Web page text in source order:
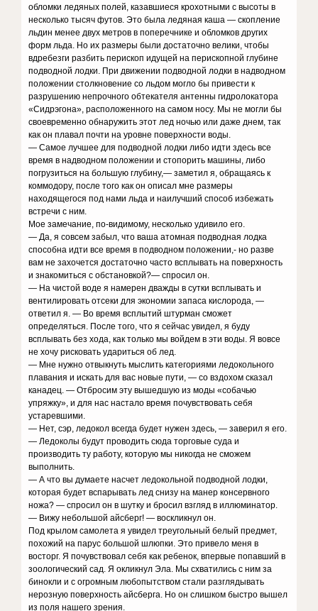
обломки ледяных полей, казавшиеся крохотными с высоты в
несколько тысяч футов. Это была ледяная каша — скопление
льдин менее двух метров в поперечнике и обломков других
форм льда. Но их размеры были достаточно велики, чтобы
вдребезги разбить перископ идущей на перископной глубине
подводной лодки. При движении подводной лодки в надводном
положении столкновение со льдом могло бы привести к
разрушению непрочного обтекателя антенны гидролокатора
«Сидрэгона», расположенного на самом носу. Мы не могли бы
своевременно обнаружить этот лед ночью или даже днем, так
как он плавал почти на уровне поверхности воды.
— Самое лучшее для подводной лодки либо идти здесь все
время в надводном положении и стопорить машины, либо
погрузиться на большую глубину,— заметил я, обращаясь к
коммодору, после того как он описал мне размеры
находящегося под нами льда и наилучший способ избежать
встречи с ним.
Мое замечание, по-видимому, несколько удивило его.
— Да, я совсем забыл, что ваша атомная подводная лодка
способна идти все время в подводном положении,- но разве
вам не захочется достаточно часто всплывать на поверхность
и знакомиться с обстановкой?— спросил он.
— На чистой воде я намерен дважды в сутки всплывать и
вентилировать отсеки для экономии запаса кислорода, —
ответил я. — Во время всплытий штурман сможет
определяться. После того, что я сейчас увидел, я буду
всплывать без хода, как только мы войдем в эти воды. Я вовсе
не хочу рисковать удариться об лед.
— Мне нужно отвыкнуть мыслить категориями ледокольного
плавания и искать для вас новые пути, — со вздохом сказал
канадец. — Отбросим эту вышедшую из моды «собачью
упряжку», и для нас настало время почувствовать себя
устаревшими.
— Нет, сэр, ледокол всегда будет нужен здесь, — заверил я его.
— Ледоколы будут проводить сюда торговые суда и
производить ту работу, которую мы никогда не сможем
выполнить.
— А что вы думаете насчет ледокольной подводной лодки,
которая будет вспарывать лед снизу на манер консервного
ножа? — спросил он в шутку и бросил взгляд в иллюминатор.
— Вижу небольшой айсберг! — воскликнул он.
Под крылом самолета я увидел треугольный белый предмет,
похожий на парус большой шлюпки. Это привело меня в
восторг. Я почувствовал себя как ребенок, впервые попавший в
зоологический сад. Я окликнул Эла. Мы схватились с ним за
бинокли и с огромным любопытством стали разглядывать
нерозную поверхность айсберга. Но он слишком быстро вышел
из поля нашего зрения.